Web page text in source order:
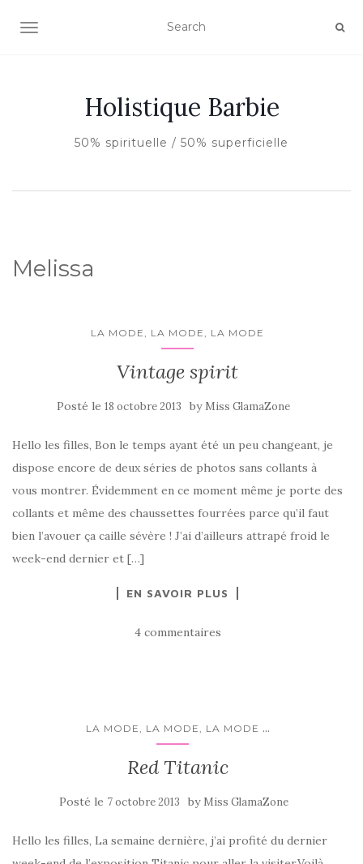
AFFICHER/MASQUER LA NAVIGATION
Holistique Barbie
50% spirituelle / 50% superficielle
Melissa
LA MODE, LA MODE, LA MODE
Vintage spirit
Posté le 18 octobre 2013 by Miss GlamaZone
Hello les filles, Bon le temps ayant été un peu changeant, je
dispose encore de deux séries de photos sans collants à
vous montrer. Évidemment en ce moment même je porte des
collants et même des chaussettes fourrées parce qu’il faut
bien l’avouer ça caille sévère ! J’ai d’ailleurs attrapé froid le
week-end dernier et […]
EN SAVOIR PLUS
4 commentaires
LA MODE, LA MODE, LA MODE ...
Red Titanic
Posté le 7 octobre 2013 by Miss GlamaZone
Hello les filles, La semaine dernière, j’ai profité du dernier